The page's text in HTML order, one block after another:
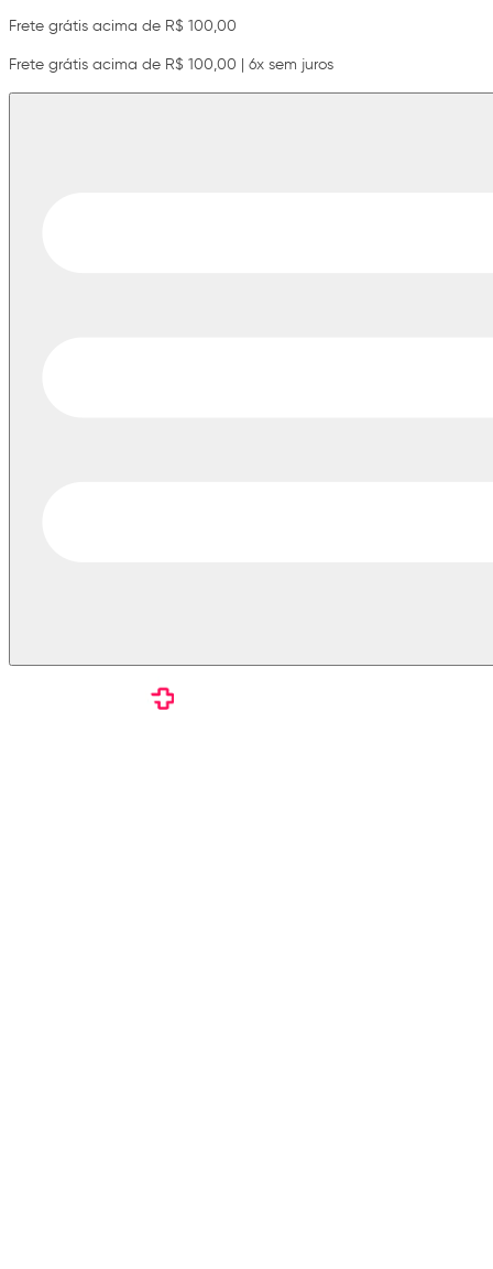
Frete grátis acima de R$ 100,00
Frete grátis acima de R$ 100,00 | 6x sem juros